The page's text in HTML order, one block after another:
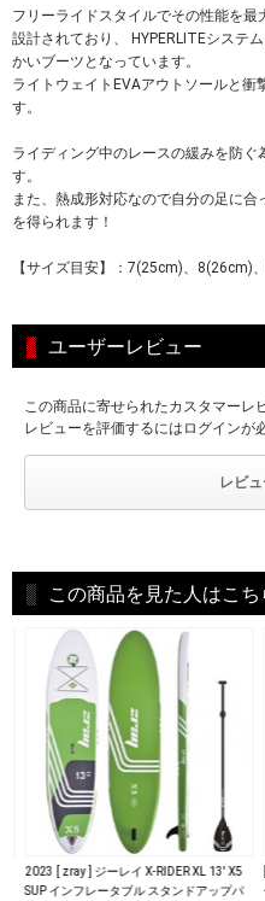
フリーライドスタイルでその性能を最
設計されており、 HYPERLITEシステ
かいブーツとなっています。
ライトウェイトEVAアウトソールと衝
す。
ライディング中のレースの緩みを防ぐ
す。
また、熱成形対応なので自分の足に
を得られます！
【サイズ目安】：7(25cm)、8(26cm)
ユーザーレビュー
この商品に寄せられたカスタマーレ
レビューを評価するにはログインが
レビ
この商品を見た人はこ
2023 [ zray ] ジーレイ X-RIDER XL 13' X5
SUP インフレータブル スタンドアップパ